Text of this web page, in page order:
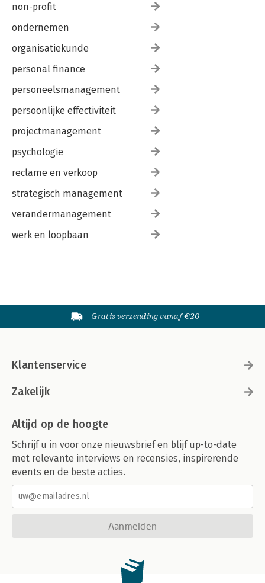
non-profit
ondernemen
organisatiekunde
personal finance
personeelsmanagement
persoonlijke effectiviteit
projectmanagement
psychologie
reclame en verkoop
strategisch management
verandermanagement
werk en loopbaan
Gratis verzending vanaf €20
Klantenservice
Zakelijk
Altijd op de hoogte
Schrijf u in voor onze nieuwsbrief en blijf up-to-date
met relevante interviews en recensies, inspirerende
events en de beste acties.
Aanmelden